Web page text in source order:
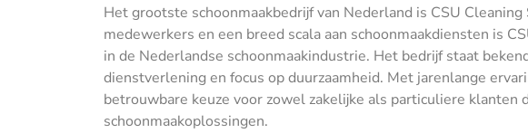
Het grootste schoonmaakbedrijf van Nederland is CSU
medewerkers en een breed scala aan schoonmaakdiensten is
in de Nederlandse schoonmaakindustrie. Het bedrijf staat
dienstverlening en focus op duurzaamheid. Met jarenlange
betrouwbare keuze voor zowel zakelijke als particuliere klanten
schoonmaakoplossingen.